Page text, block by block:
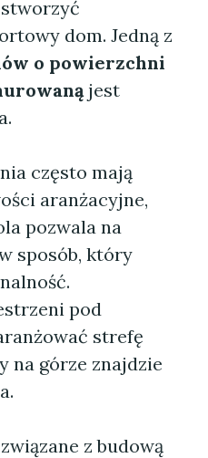
dom. Jedną z
o powierzchni
jest
często mają
aranżacyjne,
pozwala na
sposób, który
pod
strefę
na górze znajdzie
z budową